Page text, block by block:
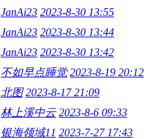
JanAi23 2023-8-30 13:55
JanAi23 2023-8-30 13:44
JanAi23 2023-8-30 13:42
不如早点睡觉 2023-8-19 20:12
北图 2023-8-17 21:09
林上溪中云 2023-8-6 09:33
银海领域11 2023-7-27 17:43